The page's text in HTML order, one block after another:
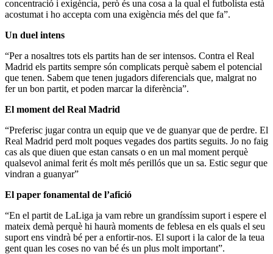
concentració i exigència, però és una cosa a la qual el futbolista està
acostumat i ho accepta com una exigència més del que fa”.
Un duel intens
“Per a nosaltres tots els partits han de ser intensos. Contra el Real
Madrid els partits sempre són complicats perquè sabem el potencial
que tenen. Sabem que tenen jugadors diferencials que, malgrat no
fer un bon partit, et poden marcar la diferència”.
El moment del Real Madrid
“Preferisc jugar contra un equip que ve de guanyar que de perdre. El
Real Madrid perd molt poques vegades dos partits seguits. Jo no faig
cas als que diuen que estan cansats o en un mal moment perquè
qualsevol animal ferit és molt més perillós que un sa. Estic segur que
vindran a guanyar”
El paper fonamental de l’afició
“En el partit de LaLiga ja vam rebre un grandíssim suport i espere el
mateix demà perquè hi haurà moments de feblesa en els quals el seu
suport ens vindrà bé per a enfortir-nos. El suport i la calor de la teua
gent quan les coses no van bé és un plus molt important”.